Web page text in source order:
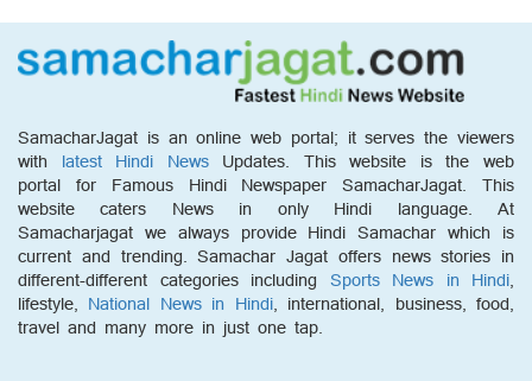
SamacharJagat is an online web portal; it serves the viewers
with latest Hindi NewsUpdates. This website is the web
portal for Famous Hindi Newspaper SamacharJagat. This
website caters News in only Hindi language. At
Samacharjagat we always provide Hindi Samachar which is
current and trending. Samachar Jagat offers news stories in
different-different categories including Sports News in Hindi,
lifestyle, National News in Hindi, international, business, food,
travel and many more in just one tap.